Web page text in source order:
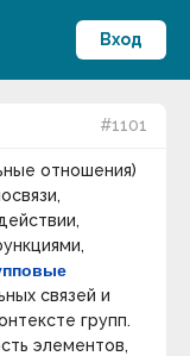
Вход
#1101
отношения)
связей и
групп.
элементов,